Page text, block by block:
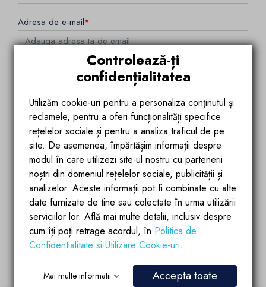
Adresa de e-mail
Incarca CV-ul in format PDF
Mesaj
Controlează-ți
confidențialitatea
Utilizăm cookie-uri pentru a personaliza conținutul și
reclamele, pentru a oferi funcționalități specifice
rețelelor sociale și pentru a analiza traficul de pe
site. De asemenea, împărtășim informații despre
modul în care utilizezi site-ul nostru cu partenerii
noștri din domeniul rețelelor sociale, publicității și
analizelor. Aceste informații pot fi combinate cu alte
date furnizate de tine sau colectate în urma utilizării
serviciilor lor. Află mai multe detalii, inclusiv despre
cum îți poți retrage acordul, în Politica de
Confidentialitate si Utilizare Cookie-uri.
Mai multe informatii Accepta toate